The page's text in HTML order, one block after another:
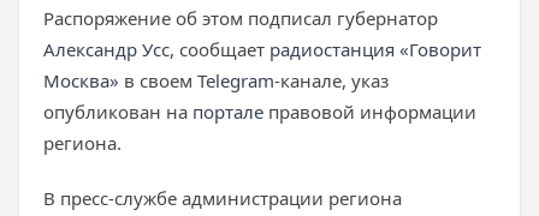
Распоряжение об этом подписал губернатор
Александр Усс, сообщает радиостанция «Говорит
Москва» в своем Telegram-канале, указ
опубликован на портале правовой информации
региона.
В пресс-службе администрации региона